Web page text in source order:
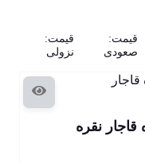
قیمت:
صعودی
قیمت:
نزولی
نقره